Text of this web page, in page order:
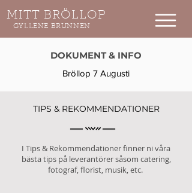
MITT BRÖLLOP
GYLLENE BRUNNEN
DOKUMENT & INFO​
Bröllop 7 Augusti
TIPS & REKOMMENDATIONER
I Tips & Rekommendationer finner ni våra
bästa tips på leverantörer såsom catering,
fotograf, florist, musik, etc.